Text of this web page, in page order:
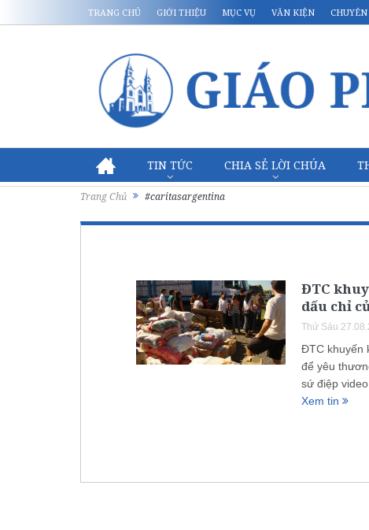
TRANG CHỦ GIỚI THIỆU MỤC VỤ VĂN KIỆN
TIN TỨC CHIA SẺ LỜI CHÚA
Trang Chủ #caritasargentina
ĐTC
dấu chỉ
Thứ Sáu
ĐTC khuyến
để yêu
sứ điệp
Xem tin